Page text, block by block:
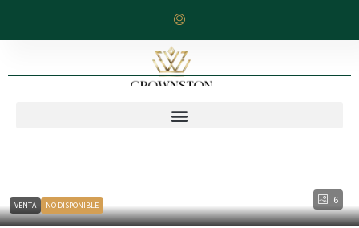
6
VENTA NO DISPONIBLE